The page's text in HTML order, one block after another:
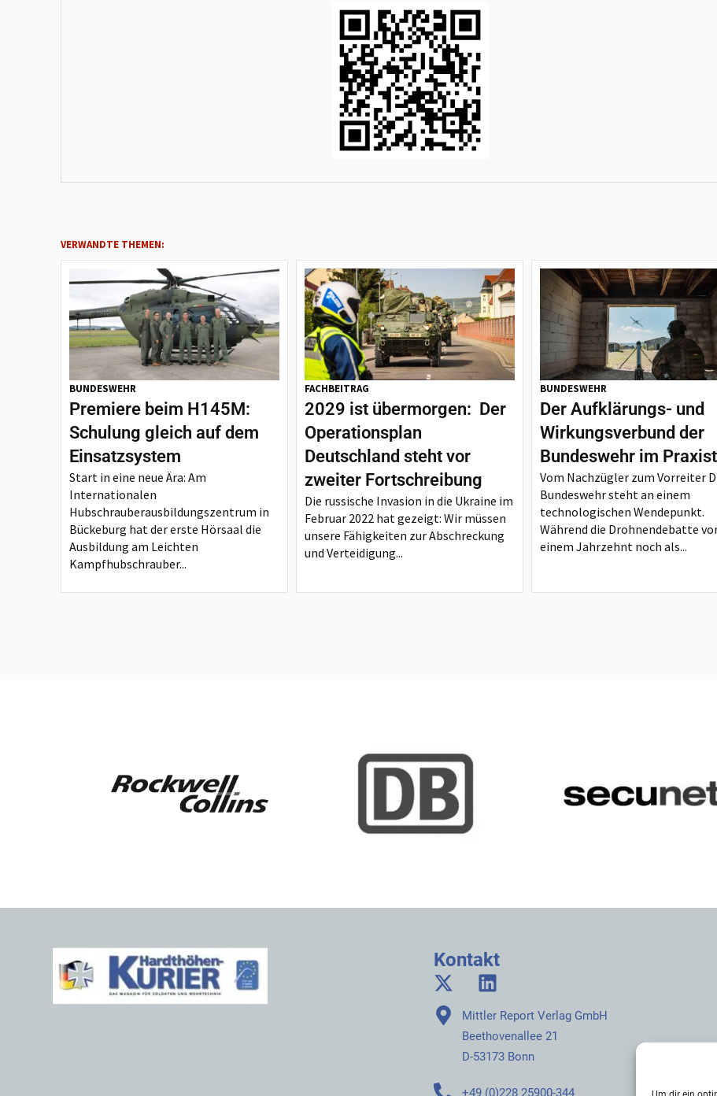
VERWANDTE THEMEN:
BUNDESWEHR
Premiere beim H145M:
Schulung gleich auf dem
Einsatzsystem
Start in eine neue Ära: Am
Internationalen
Hubschrauberausbildungszentrum in
Bückeburg hat der erste Hörsaal die
Ausbildung am Leichten
Kampfhubschrauber...
FACHBEITRAG
2029 ist übermorgen: Der
Operationsplan
Deutschland steht vor
zweiter Fortschreibung
Die russische Invasion in die Ukraine im
Februar 2022 hat gezeigt: Wir müssen
unsere Fähigkeiten zur Abschreckung
und Verteidigung...
BUNDESWEHR
Der Aufklärungs- und
Wirkungsverbund der
Bundeswehr im
Vom Nachzügler zum Vorreiter
Bundeswehr steht an einem
technologischen Wendepunkt.
Während die Drohnendebatte
einem Jahrzehnt noch als...
Kontakt
Mittler Report Verlag GmbH
Beethovenallee 21
D-53173 Bonn
+49 (0)228 25900-344